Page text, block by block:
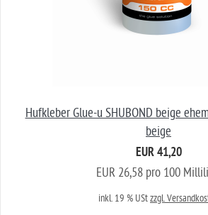
Hufkleber Glue-u SHUBOND beige
beige
EUR 41,20
EUR 26,58 pro 100
inkl. 19 % UStzzgl.